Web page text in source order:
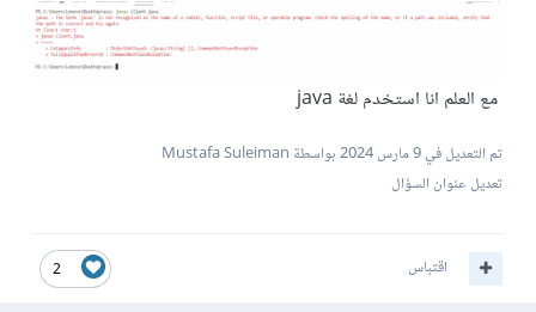
مع العلم انا استخدم لغة java
تم التعديل في9 مارس 2024
بواسطة Mustafa Suleiman
تعديل عنوان السؤال
2 اقتباس